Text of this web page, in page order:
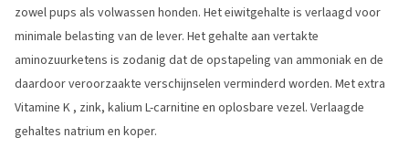
zowel pups als volwassen honden. Het eiwitgehalte is verlaagd voor
minimale belasting van de lever. Het gehalte aan vertakte
aminozuurketens is zodanig dat de opstapeling van ammoniak en de
daardoor veroorzaakte verschijnselen verminderd worden. Met extra
Vitamine K , zink, kalium L-carnitine en oplosbare vezel. Verlaagde
gehaltes natrium en koper.